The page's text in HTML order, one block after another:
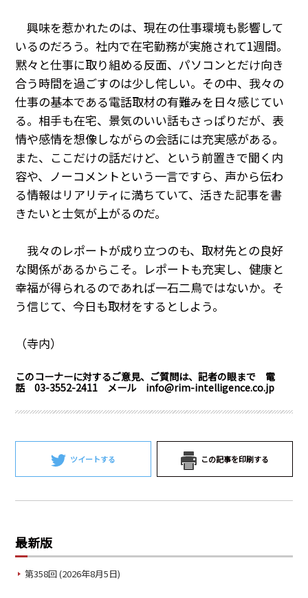
興味を惹かれたのは、現在の仕事環境も影響して
いるのだろう。社内で在宅勤務が実施されて1週間。
黙々と仕事に取り組める反面、パソコンとだけ向き
合う時間を過ごすのは少し侘しい。その中、我々の
仕事の基本である電話取材の有難みを日々感じてい
る。相手も在宅、景気のいい話もさっぱりだが、表
情や感情を想像しながらの会話には充実感がある。
また、ここだけの話だけど、という前置きで聞く内
容や、ノーコメントという一言ですら、声から伝わ
る情報はリアリティに満ちていて、活きた記事を書
きたいと士気が上がるのだ。
我々のレポートが成り立つのも、取材先との良好
な関係があるからこそ。レポートも充実し、健康と
幸福が得られるのであれば一石二鳥ではないか。そ
う信じて、今日も取材をするとしよう。
（寺内）
このコーナーに対するご意見、ご質問は、記者の眼まで 電
話 03-3552-2411 メール info@rim-intelligence.co.jp
ツイートする この記事を印刷する
最新版
第358回 (2026年8月5日)